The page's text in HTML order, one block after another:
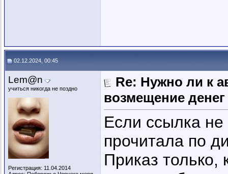
02.12.2024, 00:45
Lem@n
учиться никогда не поздно
Регистрация: 11.04.2014
Re: Нужно ли к
возмещение денег
Если ссылка не
прочитала по
Приказ только,